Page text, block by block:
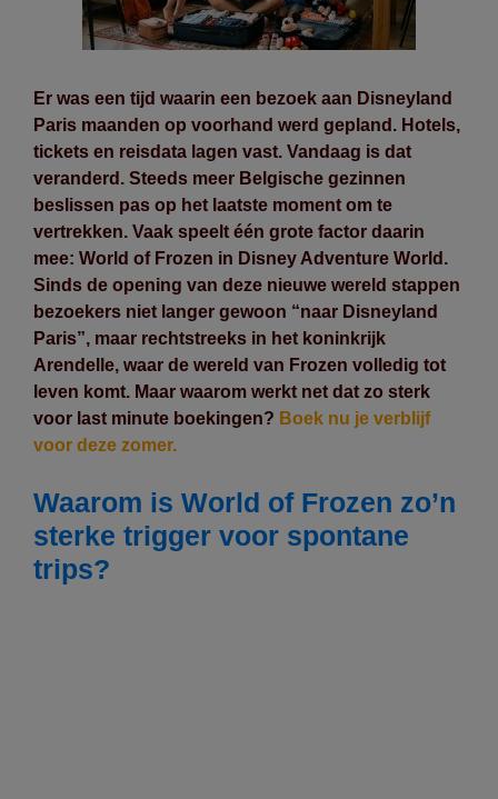
Er was een tijd waarin een bezoek aan Disneyland
Paris maanden op voorhand werd gepland. Hotels,
tickets en reisdata lagen vast. Vandaag is dat
veranderd. Steeds meer Belgische gezinnen
beslissen pas op het laatste moment om te
vertrekken. Vaak speelt één grote factor daarin
mee: World of Frozen in Disney Adventure World.
Sinds de opening van deze nieuwe wereld stappen
bezoekers niet langer gewoon “naar Disneyland
Paris”, maar rechtstreeks in het koninkrijk
Arendelle, waar de wereld van Frozen volledig tot
leven komt. Maar waarom werkt net dat zo sterk
voor last minute boekingen? Boek nu je verblijf
voor deze zomer.
Waarom is World of Frozen zo’n
sterke trigger voor spontane
trips?